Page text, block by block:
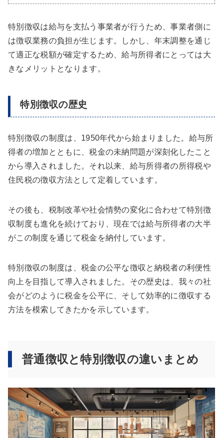
特別徴収は給与を支払う事業者が行うため、事業者側に
は徴収業務の負担が生じます。しかし、年末調整を通じ
て適正な税額が確定するため、給与所得者にとっては大
きなメリットとなります。
特別徴収の歴史
特別徴収の制度は、1950年代から始まりました。給与所
得者の増加とともに、税金の未納問題が深刻化したこと
から導入されました。それ以来、給与所得者の所得税や
住民税の徴収方法として定着しています。
その後も、税制改革や社会情勢の変化に合わせて特別徴
収制度も進化を続けており、現在では給与所得者の大半
がこの制度を通じて税金を納付しています。
特別徴収の制度は、税金の公平な徴収と納税者の利便性
向上を目指して導入されました。その歴史は、我々の社
会がどのように税金を公平に、そして効率的に徴収する
方法を模索してきたかを示しています。
普通徴収と特別徴収の違いまとめ